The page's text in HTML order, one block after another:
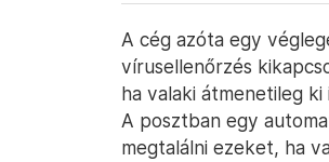
A cég azóta egy
vírusellenőrzés
ha valaki átmenetileg
A posztban egy
megtalálni ezeket, ha